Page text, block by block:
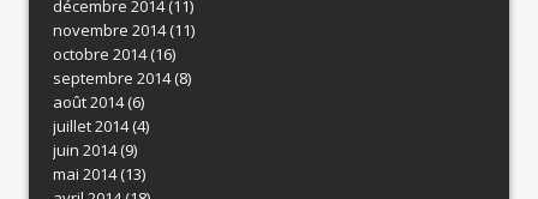
décembre 2014(11)
novembre 2014(11)
octobre 2014(16)
septembre 2014(8)
août 2014(6)
juillet 2014(4)
juin 2014(9)
mai 2014(13)